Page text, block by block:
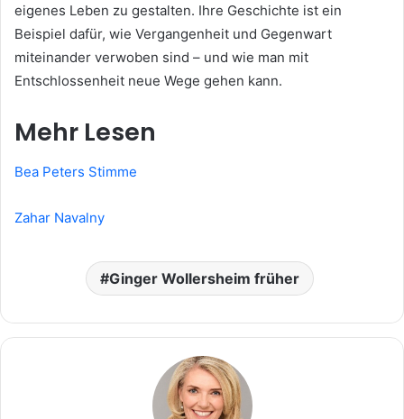
eigenes Leben zu gestalten. Ihre Geschichte ist ein
Beispiel dafür, wie Vergangenheit und Gegenwart
miteinander verwoben sind – und wie man mit
Entschlossenheit neue Wege gehen kann.
Mehr Lesen
Bea Peters Stimme
Zahar Navalny
Ginger Wollersheim früher